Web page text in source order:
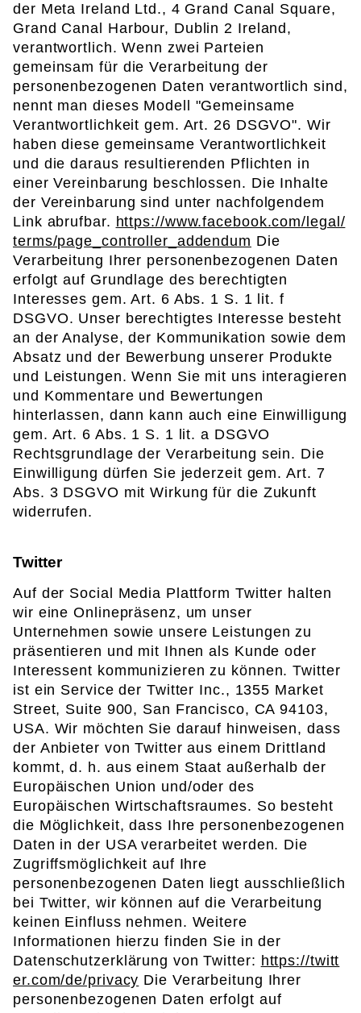
der Meta Ireland Ltd., 4 Grand Canal Square,
Grand Canal Harbour, Dublin 2 Ireland,
verantwortlich. Wenn zwei Parteien
gemeinsam für die Verarbeitung der
personenbezogenen Daten verantwortlich sind,
nennt man dieses Modell "Gemeinsame
Verantwortlichkeit gem. Art. 26 DSGVO". Wir
haben diese gemeinsame Verantwortlichkeit
und die daraus resultierenden Pflichten in
einer Vereinbarung beschlossen. Die Inhalte
der Vereinbarung sind unter nachfolgendem
Link abrufbar. https://www.facebook.com/legal/
terms/page_controller_addendum Die
Verarbeitung Ihrer personenbezogenen Daten
erfolgt auf Grundlage des berechtigten
Interesses gem. Art. 6 Abs. 1 S. 1 lit. f
DSGVO. Unser berechtigtes Interesse besteht
an der Analyse, der Kommunikation sowie dem
Absatz und der Bewerbung unserer Produkte
und Leistungen. Wenn Sie mit uns interagieren
und Kommentare und Bewertungen
hinterlassen, dann kann auch eine Einwilligung
gem. Art. 6 Abs. 1 S. 1 lit. a DSGVO
Rechtsgrundlage der Verarbeitung sein. Die
Einwilligung dürfen Sie jederzeit gem. Art. 7
Abs. 3 DSGVO mit Wirkung für die Zukunft
widerrufen.
Twitter
Auf der Social Media Plattform Twitter halten
wir eine Onlinepräsenz, um unser
Unternehmen sowie unsere Leistungen zu
präsentieren und mit Ihnen als Kunde oder
Interessent kommunizieren zu können. Twitter
ist ein Service der Twitter Inc., 1355 Market
Street, Suite 900, San Francisco, CA 94103,
USA. Wir möchten Sie darauf hinweisen, dass
der Anbieter von Twitter aus einem Drittland
kommt, d. h. aus einem Staat außerhalb der
Europäischen Union und/oder des
Europäischen Wirtschaftsraumes. So besteht
die Möglichkeit, dass Ihre personenbezogenen
Daten in der USA verarbeitet werden. Die
Zugriffsmöglichkeit auf Ihre
personenbezogenen Daten liegt ausschließlich
bei Twitter, wir können auf die Verarbeitung
keinen Einfluss nehmen. Weitere
Informationen hierzu finden Sie in der
Datenschutzerklärung von Twitter: https://twitt
er.com/de/privacy Die Verarbeitung Ihrer
personenbezogenen Daten erfolgt auf